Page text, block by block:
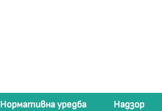
Нормативна уредба Надзор